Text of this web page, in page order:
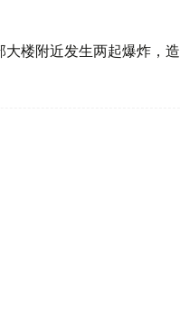
楼附近发生两起爆炸，造